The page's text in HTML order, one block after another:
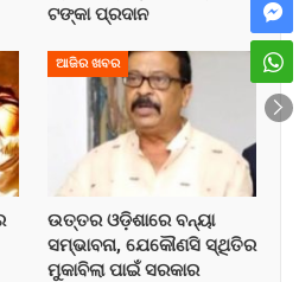
ଟଙ୍କା ପ୍ରଦାନ
ଆଜିର ଖବର
ଉତ୍ତର ଓଡ଼ିଶାରେ ବନ୍ୟା
ସମ୍ଭାବନା, ଯେକୌଣସି ସ୍ଥିତିର
ମୁକାବିଲା ପାଇଁ ସରକାର